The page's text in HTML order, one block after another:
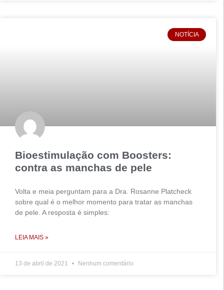
NOTÍCIA
Bioestimulação com Boosters:
contra as manchas de pele
Volta e meia perguntam para a Dra. Rosanne Platcheck
sobre qual é o melhor momento para tratar as manchas
de pele. A resposta é simples:
LEIA MAIS »
13 de abril de 2021 Nenhum comentário